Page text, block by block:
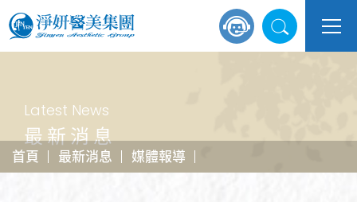
Latest News
最新消息
首頁 最新消息 媒體報導